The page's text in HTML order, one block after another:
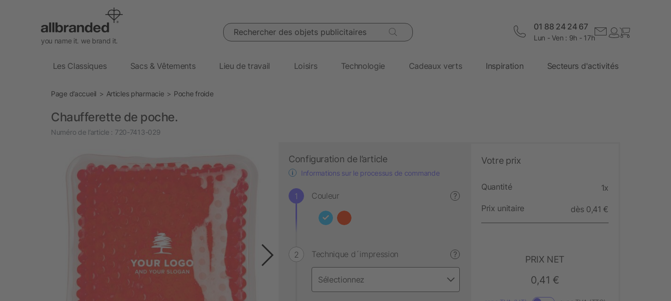
you name it. we brand it.
Rechercher des objets publicitaires 01 88 24 24 67
Lun - Ven : 9h - 17h
Les Classiques Sacs & Vêtements Lieu de travail Loisirs Technologie Cadeaux verts Inspiration Secteurs d'activités
Page d’accueil Articles pharmacie Poche froide
Chaufferette de poche.
Numéro de l’article : 720-7413-029
Configuration de l’article
Informations sur le processus de commande
Couleur ?
Technique d´impression ?
Votre prix
Quantité 1x
Prix unitaire dès 0,41 €
PRIX NET
0,41 €